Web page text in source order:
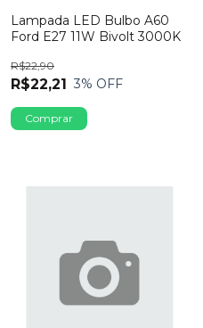
Lampada LED Bulbo A60
Ford E27 11W Bivolt 3000K
R$22,21
R$22,90
3% OFF